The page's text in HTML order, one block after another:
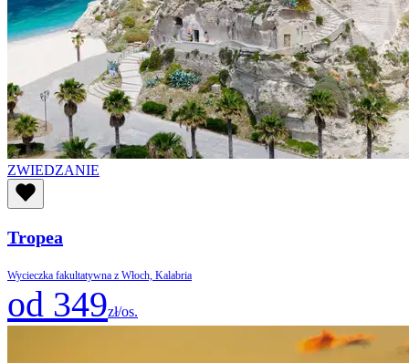
ZWIEDZANIE
Tropea
Wycieczka fakultatywna z Włoch, Kalabria
od 349zł/os.